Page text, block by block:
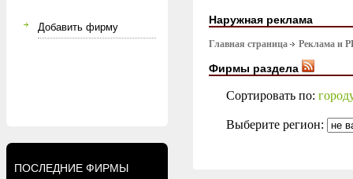
Добавить фирму
ПОСЛЕДНИЕ ФИРМЫ
Наружная реклама
Главная страница Реклама и
Фирмы раздела
Сортировать по:
Выберите регион: